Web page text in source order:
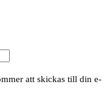
att skickas till din e-